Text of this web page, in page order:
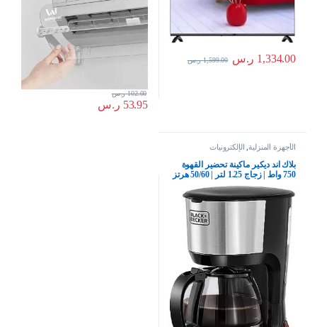
1,334.00 ر.س 1,599.00 ر.س
53.95 ر.س
102.00 ر.س
الأجهزة المنزلية, الإلكترونيات
بلاك اند ديكير ماكينة تحضير القهوة
750 واط | زجاج 1.25 لتر | 50/60 هرتز
| مثالية لـ 10 اكواب | للقهوة بالتنقيط
والقهوة السوداء والاسبريسو | اسود +
فضي | DCM750S-B5 | ضمان لمدة
عامين